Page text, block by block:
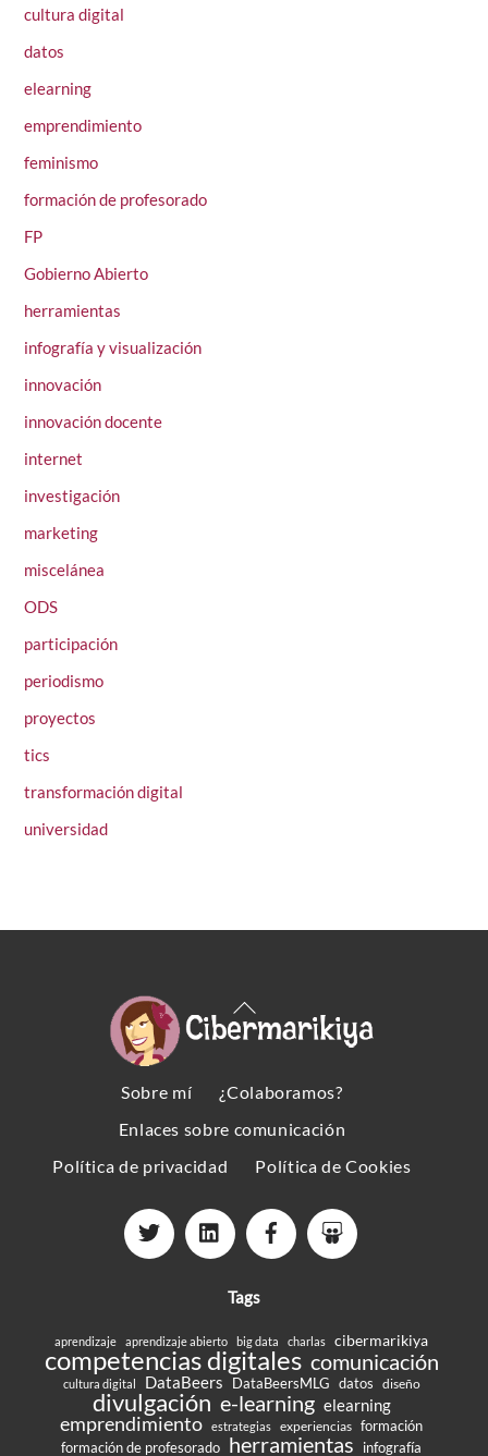
cultura digital
datos
elearning
emprendimiento
feminismo
formación de profesorado
FP
Gobierno Abierto
herramientas
infografía y visualización
innovación
innovación docente
internet
investigación
marketing
miscelánea
ODS
participación
periodismo
proyectos
tics
transformación digital
universidad
Back
To
Sobre mí
¿Colaboramos?
Enlaces sobre comunicación
Política de privacidad
Política de Cookies
Tags
aprendizaje aprendizaje abierto big data charlas cibermarikiya
competencias digitales comunicación
cultura digital DataBeers DataBeersMLG datos diseño
divulgación e-learning elearning
emprendimiento estrategias experiencias formación
formación de profesorado herramientas infografía